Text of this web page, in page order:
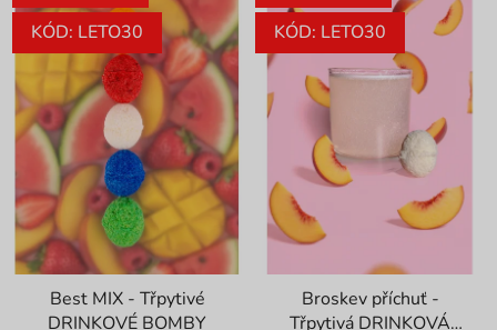
KÓD: LETO30
Best MIX - Třpytivé
DRINKOVÉ BOMBY
KÓD: LETO30
Broskev příchuť -
Třpytivá DRINKOVÁ